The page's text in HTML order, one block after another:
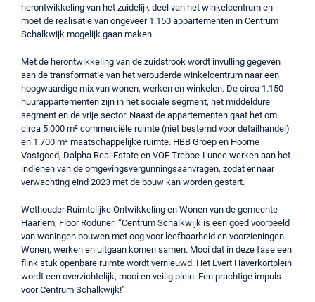
herontwikkeling van het zuidelijk deel van het winkelcentrum en
moet de realisatie van ongeveer 1.150 appartementen in Centrum
Schalkwijk mogelijk gaan maken.
Met de herontwikkeling van de zuidstrook wordt invulling gegeven
aan de transformatie van het verouderde winkelcentrum naar een
hoogwaardige mix van wonen, werken en winkelen. De circa 1.150
huurappartementen zijn in het sociale segment, het middeldure
segment en de vrije sector. Naast de appartementen gaat het om
circa 5.000 m² commerciële ruimte (niet bestemd voor detailhandel)
en 1.700 m² maatschappelijke ruimte. HBB Groep en Hoorne
Vastgoed, Dalpha Real Estate en VOF Trebbe-Lunee werken aan het
indienen van de omgevingsvergunningsaanvragen, zodat er naar
verwachting eind 2023 met de bouw kan worden gestart.
Wethouder Ruimtelijke Ontwikkeling en Wonen van de gemeente
Haarlem, Floor Roduner: “Centrum Schalkwijk is een goed voorbeeld
van woningen bouwen met oog voor leefbaarheid en voorzieningen.
Wonen, werken en uitgaan komen samen. Mooi dat in deze fase een
flink stuk openbare ruimte wordt vernieuwd. Het Evert Haverkortplein
wordt een overzichtelijk, mooi en veilig plein. Een prachtige impuls
voor Centrum Schalkwijk!”